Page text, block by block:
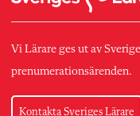
Vi Lärare ges ut av
prenumerationsärenden.
Kontakta Sveriges Lärare